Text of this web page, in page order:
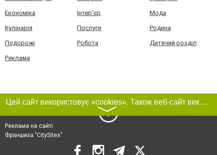
Економіка Інтер'єр Мода
Кулінарія Послуги Родина
Подорожі Робота Дитячий розділ
Реклама
Цей сайт використовує «cookies». Також веб-сайт використовує інтернет-сервіс для збору технічних даних стосовно відвідувачів з метою отримання маркетингової та статистичної інформації. Умови обробки даних відвідувачів сайту див.
〉
Реклама на сайті
Франшиза "CitySites"